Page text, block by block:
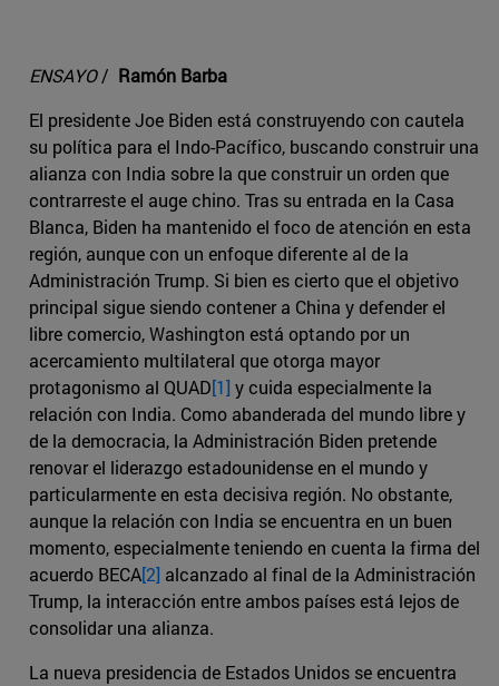
ENSAYO/ Ramón Barba
El presidente Joe Biden está construyendo con cautela
su política para el Indo-Pacífico, buscando construir una
alianza con India sobre la que construir un orden que
contrarreste el auge chino. Tras su entrada en la Casa
Blanca, Biden ha mantenido el foco de atención en esta
región, aunque con un enfoque diferente al de la
Administración Trump. Si bien es cierto que el objetivo
principal sigue siendo contener a China y defender el
libre comercio, Washington está optando por un
acercamiento multilateral que otorga mayor
protagonismo al QUAD[1] y cuida especialmente la
relación con India. Como abanderada del mundo libre y
de la democracia, la Administración Biden pretende
renovar el liderazgo estadounidense en el mundo y
particularmente en esta decisiva región. No obstante,
aunque la relación con India se encuentra en un buen
momento, especialmente teniendo en cuenta la firma del
acuerdo BECA[2] alcanzado al final de la Administración
Trump, la interacción entre ambos países está lejos de
consolidar una alianza.
La nueva presidencia de Estados Unidos se encuentra